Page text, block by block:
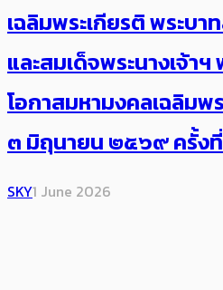
เฉลิมพระเกียรติ พระบา
และสมเด็จพระนางเจ้าฯ
โอกาสมหามงคลเฉลิมพ
๓ มิถุนายน ๒๕๖๙ ครั้งที่
SKY1 June 2026